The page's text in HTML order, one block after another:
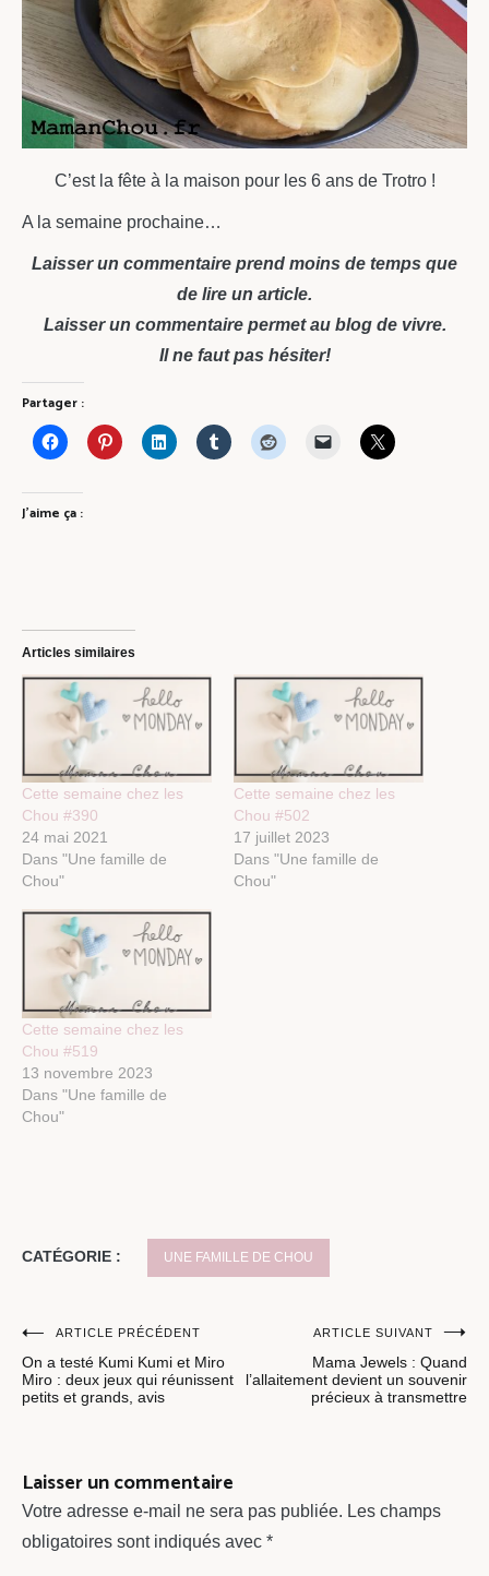
C’est la fête à la maison pour les 6 ans de Trotro !
A la semaine prochaine…
Laisser un commentaire prend moins de temps que
de lire un article.
Laisser un commentaire permet au blog de vivre.
Il ne faut pas hésiter!
Partager :
J’aime ça :
Articles similaires
Cette semaine chez les
Chou #390
24 mai 2021
Dans "Une famille de
Chou"
Cette semaine chez les
Chou #502
17 juillet 2023
Dans "Une famille de
Chou"
Cette semaine chez les
Chou #519
13 novembre 2023
Dans "Une famille de
Chou"
CATÉGORIE : UNE FAMILLE DE CHOU
Navigation
de
ARTICLE PRÉCÉDENT
On a testé Kumi Kumi et Miro
Miro : deux jeux qui réunissent
petits et grands, avis
ARTICLE SUIVANT
Mama Jewels : Quand
l’allaitement devient un souvenir
précieux à transmettre
Laisser un commentaire
Votre adresse e-mail ne sera pas publiée. Les champs
obligatoires sont indiqués avec *